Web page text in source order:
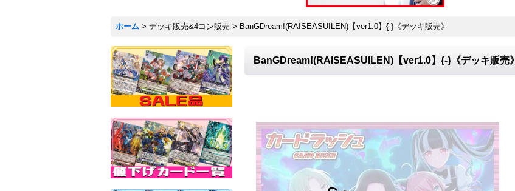
ホーム > デッキ販売&4コン販売 > BanGDream!(RAISEASUILEN)【ver1.0】{-}《デッキ販売》
BanGDream!(RAISEASUILEN)【ver1.0】{-}《デッキ販売》